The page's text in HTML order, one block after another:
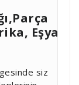
Eşya
siz